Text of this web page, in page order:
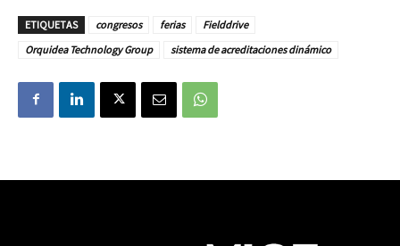
ETIQUETAS congresos ferias
Fielddrive
Orquidea Technology Group
sistema de acreditaciones dinámico